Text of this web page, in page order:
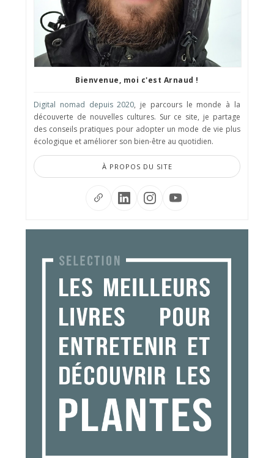
Bienvenue, moi c'est Arnaud !
Digital nomad depuis 2020, je parcours le monde à la
découverte de nouvelles cultures. Sur ce site, je partage
des conseils pratiques pour adopter un mode de vie plus
écologique et améliorer son bien-être au quotidien.
À PROPOS DU SITE